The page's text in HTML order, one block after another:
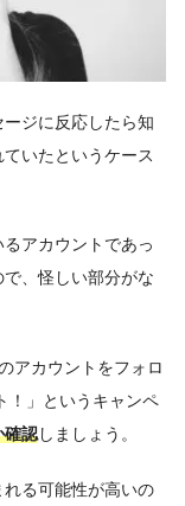
ジに反応したら知
いたというケース
アカウントであっ
、怪しい部分がな
アカウントをフォロ
！」というキャンペ
確認しましょう。
る可能性が高いの